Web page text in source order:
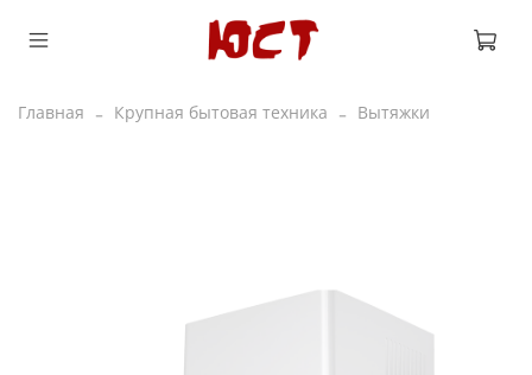
Главная Крупная бытовая техника Вытяжки